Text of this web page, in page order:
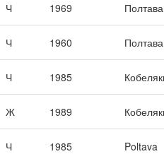
Ч 1969 Полтава
Ч 1960 Полтава
Ч 1985
Ж 1989
Ч 1985 Poltava